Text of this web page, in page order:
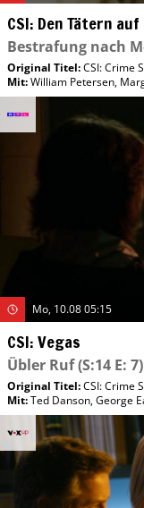
CSI: Den Tätern
Bestrafung nach
Original Titel:CSI: Crime
Mit:William Petersen,
Mo, 10.08 05:15
CSI: Vegas
Übler Ruf(S:14 E: 7)
Original Titel:CSI: Crime
Mit:Ted Danson,George